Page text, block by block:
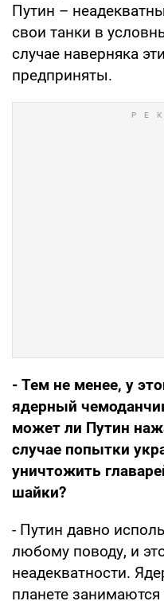
Путин –
свои танки в
случае наверняка
предприняты.
- Тем не менее, у
ядерный
может ли Путин
случае попытки
уничтожить
шайки?
- Путин давно
любому поводу, и
неадекватности.
планете